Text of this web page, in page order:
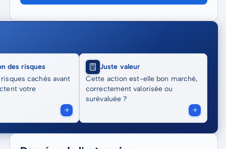
des risques
cachés avant
votre
Juste valeur
Cette action est-elle bon marché,
correctement valorisée ou
surévaluée ?